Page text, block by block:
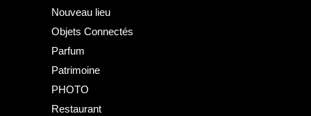
Nouveau lieu
Objets Connectés
Parfum
Patrimoine
PHOTO
Restaurant